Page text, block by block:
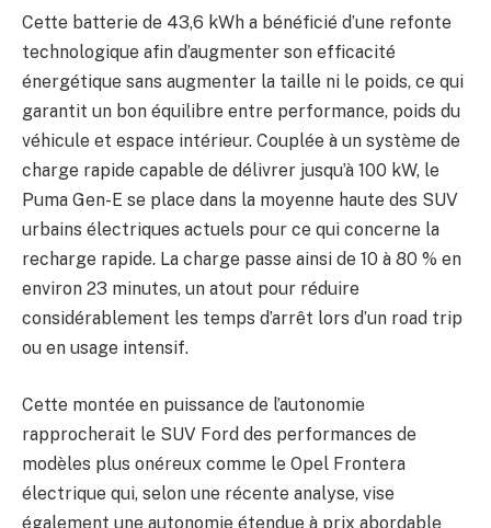
Cette batterie de 43,6 kWh a bénéficié d’une refonte
technologique afin d’augmenter son efficacité
énergétique sans augmenter la taille ni le poids, ce qui
garantit un bon équilibre entre performance, poids du
véhicule et espace intérieur. Couplée à un système de
charge rapide capable de délivrer jusqu’à 100 kW, le
Puma Gen-E se place dans la moyenne haute des SUV
urbains électriques actuels pour ce qui concerne la
recharge rapide. La charge passe ainsi de 10 à 80 % en
environ 23 minutes, un atout pour réduire
considérablement les temps d’arrêt lors d’un road trip
ou en usage intensif.
Cette montée en puissance de l’autonomie
rapprocherait le SUV Ford des performances de
modèles plus onéreux comme le Opel Frontera
électrique qui, selon une récente analyse, vise
également une autonomie étendue à prix abordable